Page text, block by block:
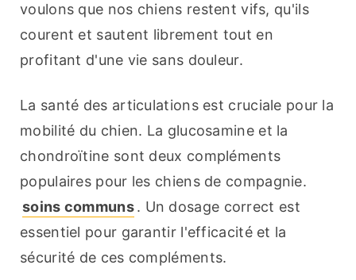
voulons que nos chiens restent vifs, qu'ils
courent et sautent librement tout en
profitant d'une vie sans douleur.
La santé des articulations est cruciale pour la
mobilité du chien. La glucosamine et la
chondroïtine sont deux compléments
soins communs. Un dosage correct est
essentiel pour garantir l'efficacité et la
sécurité de ces compléments.